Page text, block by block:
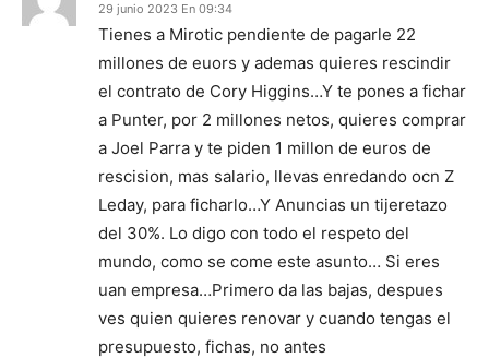
29 junio 2023 En 09:34
Tienes a Mirotic pendiente de pagarle 22
millones de euors y ademas quieres rescindir
el contrato de Cory Higgins…Y te pones a fichar
a Punter, por 2 millones netos, quieres comprar
a Joel Parra y te piden 1 millon de euros de
rescision, mas salario, llevas enredando ocn Z
Leday, para ficharlo…Y Anuncias un tijeretazo
del 30%. Lo digo con todo el respeto del
mundo, como se come este asunto… Si eres
uan empresa…Primero da las bajas, despues
ves quien quieres renovar y cuando tengas el
presupuesto, fichas, no antes